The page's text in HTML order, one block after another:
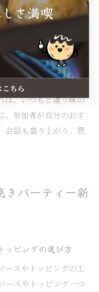
こ焼きレシピ特集
個性豊かなたこ焼きレ
す。理由は、具材や味
とで、みんなで作る楽
チーズやキムチ、明
ば、いつもと違う味の
、参加者が自分のおす
会話も盛り上がり、思
きパーティー新
ッピングの選び方
ースやトッピングの工
ースやトッピング一つ
こちら
ちら